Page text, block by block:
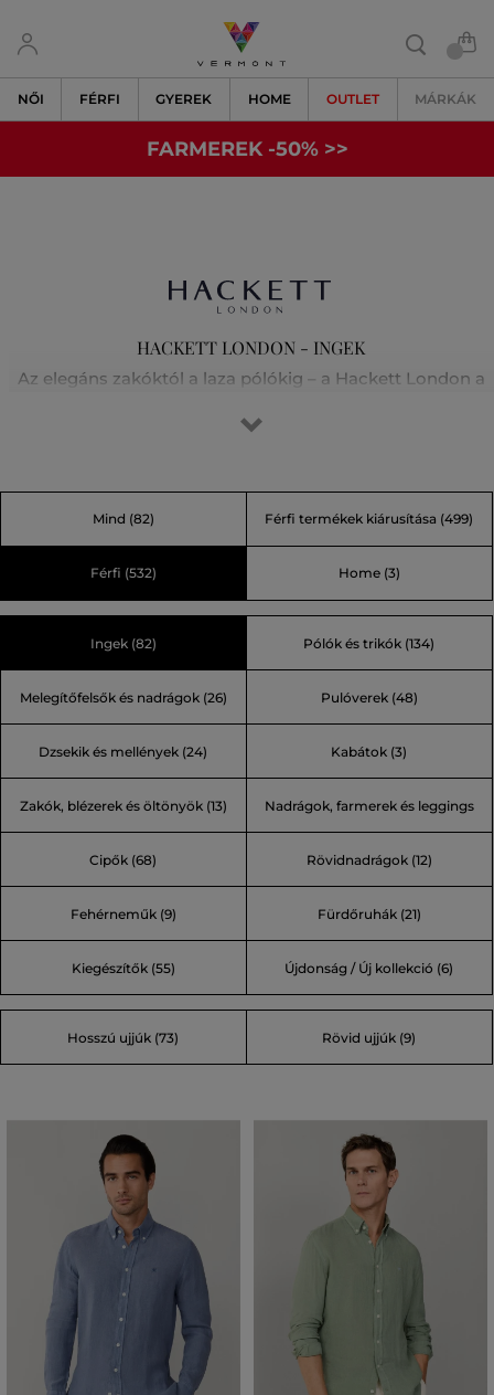
NŐI FÉRFI GYEREK HOME OUTLET MÁRKÁK
FARMEREK -50% >>
HACKETT LONDON - INGEK
Az elegáns zakóktól a laza pólókig – a Hackett London a
szabásvonalat és a természetes könnyedséget ötvöző
stílus a részletekben rejlik. Fedezze fel a márka kifinomult
világát, amely ötvözi a kortárs élet tempóját és a
Mind (82) Férfi termékek kiárusítása (499)
Férfi (532) Home(3)
Ingek (82) Pólók és trikók (134)
Melegítőfelsők és nadrágok (26) Pulóverek (48)
Dzsekik és mellények (24) Kabátok (3)
Zakók, blézerek és öltönyök (13) Nadrágok, farmerek és leggings
(31)
Cipők (68) Rövidnadrágok (12)
Fehérneműk (9) Fürdőruhák (21)
Kiegészítők (55) Újdonság / Új kollekció (6)
Hosszú ujjúk (73) Rövid ujjúk (9)